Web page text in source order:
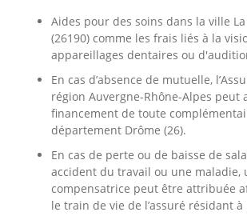
Aides pour des soins dans la ville
(26190) comme les frais liés à la
appareillages dentaires ou
En cas d’absence de mutuelle,
région Auvergne-Rhône-Alpes peut
financement de toute
département Drôme (26).
En cas de perte ou de baisse de
accident du travail ou une maladie,
compensatrice peut être attribuée
le train de vie de l’assuré résidant à